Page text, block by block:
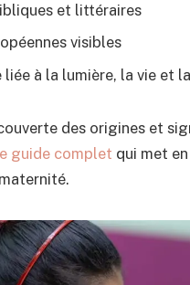
et littéraires
visibles
à la lumière, la vie et
des origines et
guide complet qui met